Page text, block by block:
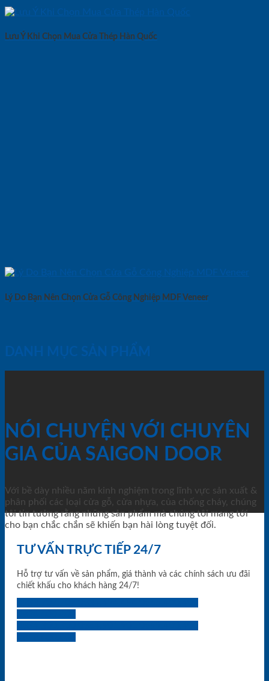
Lưu Ý Khi Chọn Mua Cửa Thép Hàn Quốc
Lý Do Bạn Nên Chọn Cửa Gỗ Công Nghiệp MDF Veneer
DANH MỤC SẢN PHẨM
NÓI CHUYỆN VỚI CHUYÊN
GIA CỦA SAIGON DOOR
Với bề dày nhiều năm kinh nghiệm trong lĩnh vực sản xuất &
phân phối các loại cửa gỗ, cửa nhựa, của chống cháy, chúng
tôi tin tưởng rằng những sản phẩm mà chúng tôi mang tới
cho bạn chắc chắn sẽ khiến bạn hài lòng tuyệt đối.
TƯ VẤN TRỰC TIẾP 24/7
Hỗ trợ tư vấn về sản phẩm, giá thành và các chính sách ưu đãi
chiết khấu cho khách hàng 24/7!